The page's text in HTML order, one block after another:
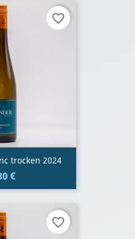
trocken 2024
€
favorite_border
favorite_border